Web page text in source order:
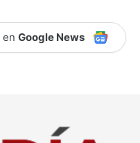
en Google News